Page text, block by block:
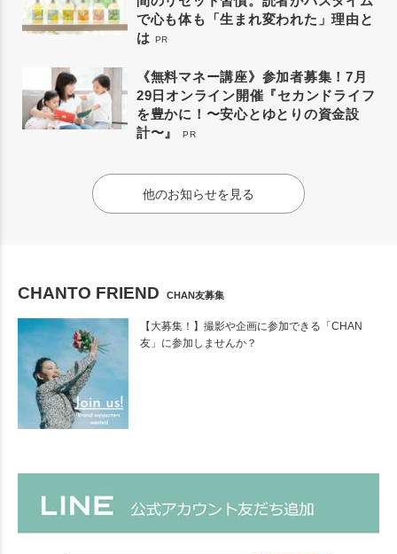
で心も体も「生まれ変われた」理由と
は PR
《無料マネー講座》参加者募集！7月
29日オンライン開催『セカンドライフ
を豊かに！〜安心とゆとりの資金設
計〜』
PR
他のお知らせを見る
CHANTO FRIEND CHAN友募集
【大募集！】撮影や企画に参加できる「CHAN
友」に参加しませんか？